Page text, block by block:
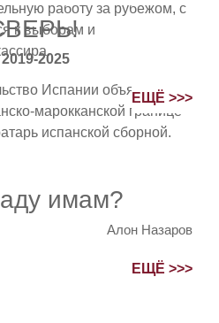
работу за рубежом, с
к выборам и
Испании объявило,
марокканской границе
испанской сборной.
2025
ЕЩЁ >>>
имам?
Алон Назаров
ЕЩЁ >>>